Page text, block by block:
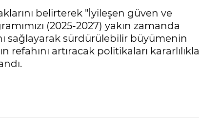
belirterek "İyileşen güven ve
(2025-2027) yakın zamanda
sağlayarak sürdürülebilir büyümenin
refahını artıracak politikaları kararlılıkla